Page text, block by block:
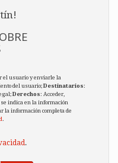
el usuario y enviarle la
del usuario;Destinatarios:
Derechos: Acceder,
indica en la información
la información completa de
.
.